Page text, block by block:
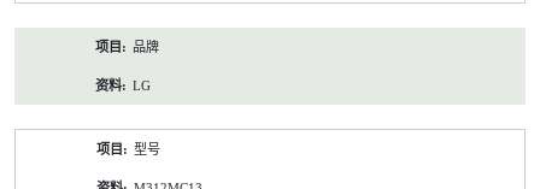
品牌
LG
型号